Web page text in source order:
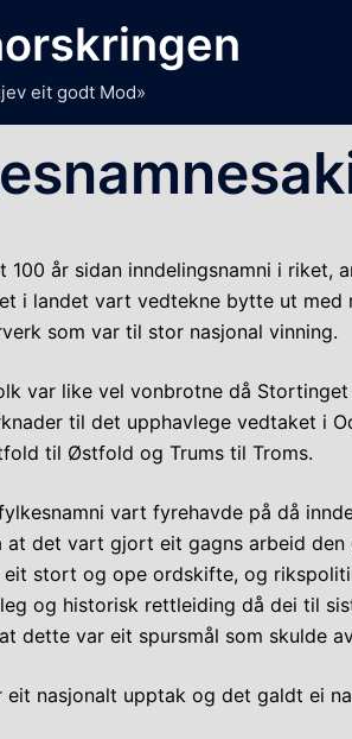
eit godt Mod»
100 år sidan inndelingsnamni i riket,
i landet vart vedtekne bytte ut
som var til stor nasjonal vinning.
var like vel vonbrotne då
til det upphavlege vedtaket i
til Østfold og Trums til Troms.
vart fyrehavde på då
at det vart gjort eit gagns arbeid
stort og ope ordskifte, og
og historisk rettleiding då dei til
dette var eit spursmål som skulde
eit nasjonalt upptak og det galdt ei